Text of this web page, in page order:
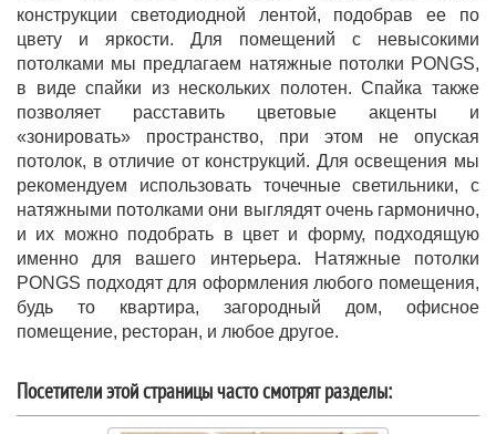
конструкции светодиодной лентой, подобрав ее по
цвету и яркости. Для помещений с невысокими
потолками мы предлагаем натяжные потолки PONGS,
в виде спайки из нескольких полотен. Спайка также
позволяет расставить цветовые акценты и
«зонировать» пространство, при этом не опуская
потолок, в отличие от конструкций. Для освещения мы
рекомендуем использовать точечные светильники, с
натяжными потолками они выглядят очень гармонично,
и их можно подобрать в цвет и форму, подходящую
именно для вашего интерьера. Натяжные потолки
PONGS подходят для оформления любого помещения,
будь то квартира, загородный дом, офисное
помещение, ресторан, и любое другое.
Посетители этой страницы часто смотрят разделы: